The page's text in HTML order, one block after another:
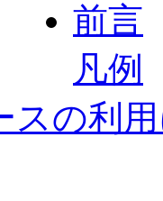
前言
凡例
スの利